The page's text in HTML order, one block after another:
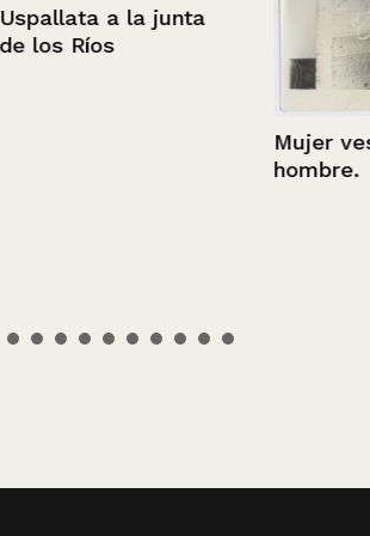
a la junta
Ríos
Mujer
hombre.